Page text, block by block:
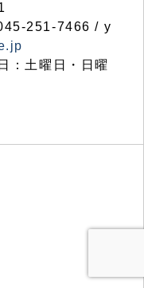
251-7466 / y
：土曜日・日曜